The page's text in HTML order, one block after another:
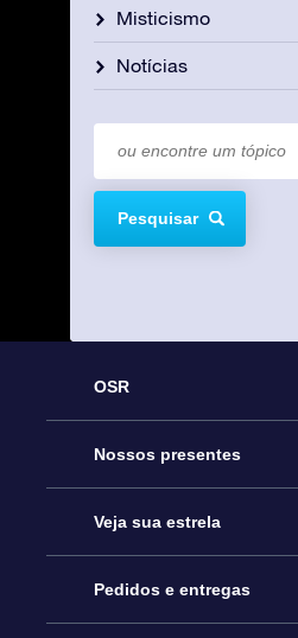
Misticismo
Notícias
Pesquisar
OSR
Serviço
Entre em contato conosco
Blog
Nossos presentes
Presente estrelar on-line
Pacote de presente da OSR
Veja sua estrela
Star Register
Pedidos e entregas